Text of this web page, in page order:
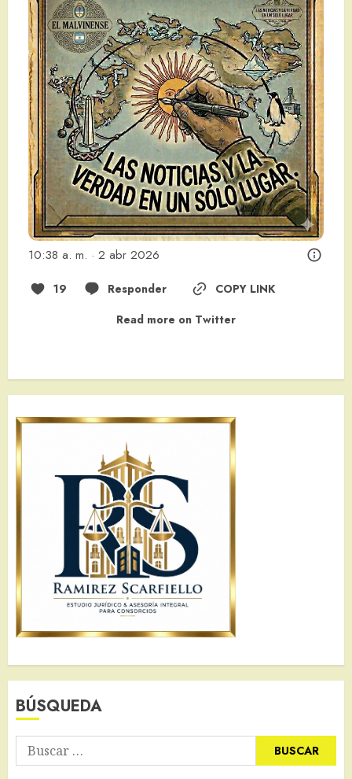
10:38 a. m. · 2 abr 2026
19 Responder
COPY LINK
Read more on Twitter
BÚSQUEDA
Buscar: